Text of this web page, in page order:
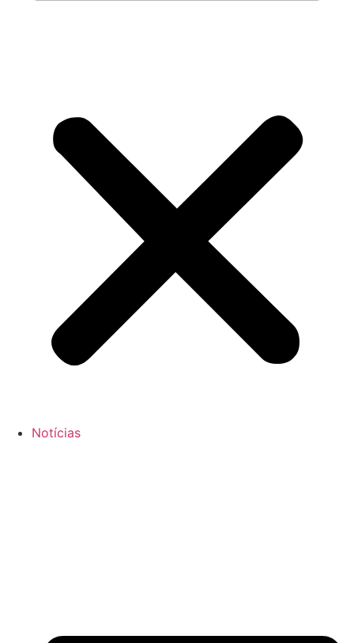
Notícias